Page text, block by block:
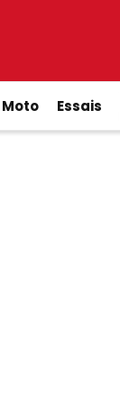
Moto Essais